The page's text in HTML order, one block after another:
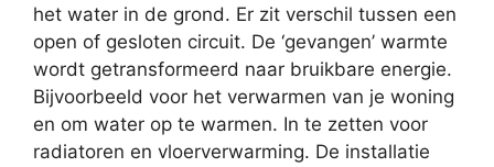
het water in de grond. Er zit verschil tussen een
open of gesloten circuit. De ‘gevangen’ warmte
wordt getransformeerd naar bruikbare energie.
Bijvoorbeeld voor het verwarmen van je woning
en om water op te warmen. In te zetten voor
radiatoren en vloerverwarming. De installatie